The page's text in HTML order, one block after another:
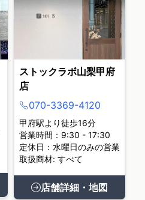
ストックラボ山梨甲府
店
070-3369-4120
甲府駅より徒歩16分
営業時間：9:30 - 17:30
定休日：水曜日のみの営業
取扱商材: すべて
店舗詳細・地図